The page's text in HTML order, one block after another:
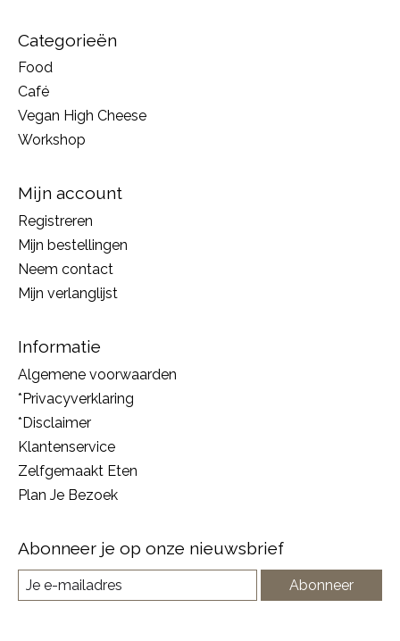
Categorieën
Food
Café
Vegan High Cheese
Workshop
Mijn account
Registreren
Mijn bestellingen
Neem contact
Mijn verlanglijst
Informatie
Algemene voorwaarden
*Privacyverklaring
*Disclaimer
Klantenservice
Zelfgemaakt Eten
Plan Je Bezoek
Abonneer je op onze nieuwsbrief
Abonneer